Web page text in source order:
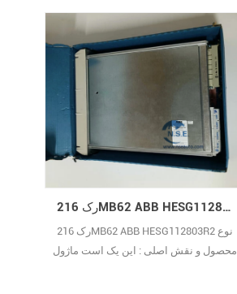
رک 216MB62 ABB HESG112803R2
رک 216MB62 ABB HESG112803R2 نوع
محصول و نقش اصلی : این یک است ماژول